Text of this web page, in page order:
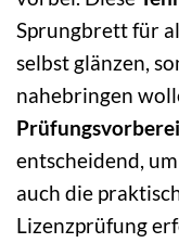
Sprungbrett für
selbst glänzen,
nahebringen
entscheidend,
auch die
Lizenzprüfung